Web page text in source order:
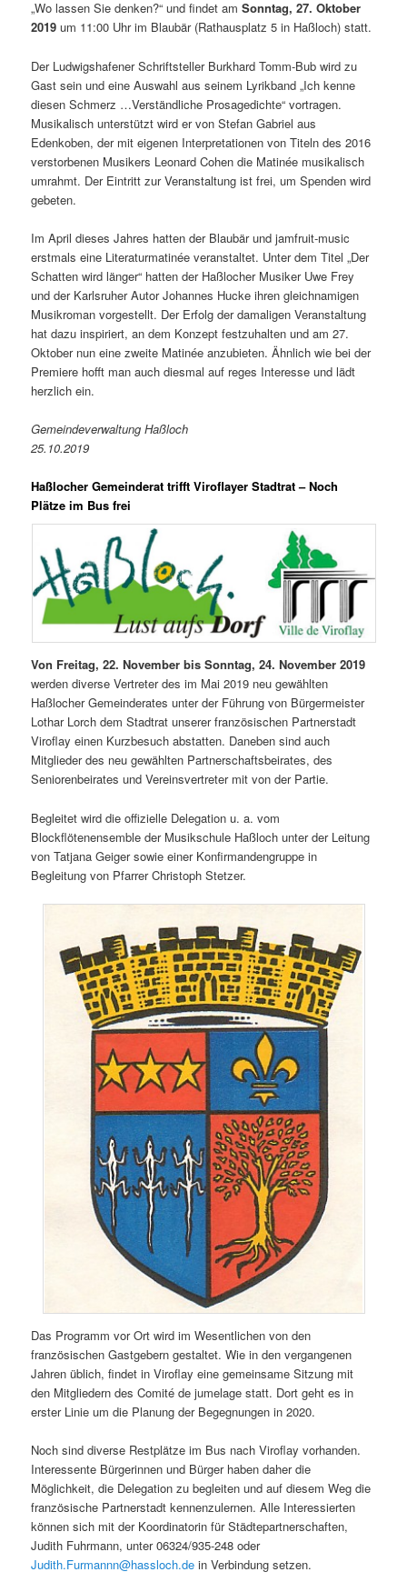
„Wo lassen Sie denken?“ und findet amSonntag, 27. Oktober
2019 um 11:00 Uhr im Blaubär (Rathausplatz 5 in Haßloch) statt.
Der Ludwigshafener Schriftsteller Burkhard Tomm-Bub wird zu
Gast sein und eine Auswahl aus seinem Lyrikband „Ich kenne
diesen Schmerz …Verständliche Prosagedichte“ vortragen.
Musikalisch unterstützt wird er von Stefan Gabriel aus
Edenkoben, der mit eigenen Interpretationen von Titeln des 2016
verstorbenen Musikers Leonard Cohen die Matinée musikalisch
umrahmt. Der Eintritt zur Veranstaltung ist frei, um Spenden wird
gebeten.
Im April dieses Jahres hatten der Blaubär und jamfruit-music
erstmals eine Literaturmatinée veranstaltet. Unter dem Titel „Der
Schatten wird länger“ hatten der Haßlocher Musiker Uwe Frey
und der Karlsruher Autor Johannes Hucke ihren gleichnamigen
Musikroman vorgestellt. Der Erfolg der damaligen Veranstaltung
hat dazu inspiriert, an dem Konzept festzuhalten und am 27.
Oktober nun eine zweite Matinée anzubieten. Ähnlich wie bei der
Premiere hofft man auch diesmal auf reges Interesse und lädt
herzlich ein.
Gemeindeverwaltung Haßloch
25.10.2019
Haßlocher Gemeinderat trifft Viroflayer Stadtrat – Noch
Plätze im Bus frei
Von Freitag, 22. November bis Sonntag, 24. November 2019
werden diverse Vertreter des im Mai 2019 neu gewählten
Haßlocher Gemeinderates unter der Führung von Bürgermeister
Lothar Lorch dem Stadtrat unserer französischen Partnerstadt
Viroflay einen Kurzbesuch abstatten. Daneben sind auch
Mitglieder des neu gewählten Partnerschaftsbeirates, des
Seniorenbeirates und Vereinsvertreter mit von der Partie.
Begleitet wird die offizielle Delegation u. a. vom
Blockflötenensemble der Musikschule Haßloch unter der Leitung
von Tatjana Geiger sowie einer Konfirmandengruppe in
Begleitung von Pfarrer Christoph Stetzer.
Das Programm vor Ort wird im Wesentlichen von den
französischen Gastgebern gestaltet. Wie in den vergangenen
Jahren üblich, findet in Viroflay eine gemeinsame Sitzung mit
den Mitgliedern des Comité de jumelage statt. Dort geht es in
erster Linie um die Planung der Begegnungen in 2020.
Noch sind diverse Restplätze im Bus nach Viroflay vorhanden.
Interessente Bürgerinnen und Bürger haben daher die
Möglichkeit, die Delegation zu begleiten und auf diesem Weg die
französische Partnerstadt kennenzulernen. Alle Interessierten
können sich mit der Koordinatorin für Städtepartnerschaften,
Judith Fuhrmann, unter 06324/935-248 oder
Judith.Furmannn@hassloch.de in Verbindung setzen.